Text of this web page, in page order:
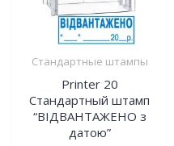
Стандартные штампы
Printer 20
Cтандартный штамп
“ВІДВАНТАЖЕНО з
датою”